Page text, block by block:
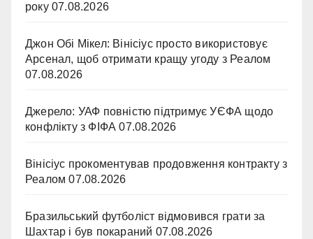
року 07.08.2026
Джон Обі Мікел: Вінісіус просто використовує
Арсенал, щоб отримати кращу угоду з Реалом
07.08.2026
Джерело: УАФ повністю підтримує УЄФА щодо
конфлікту з ФІФА 07.08.2026
Вінісіус прокоментував продовження контракту з
Реалом 07.08.2026
Бразильський футболіст відмовився грати за
Шахтар і був покараний 07.08.2026